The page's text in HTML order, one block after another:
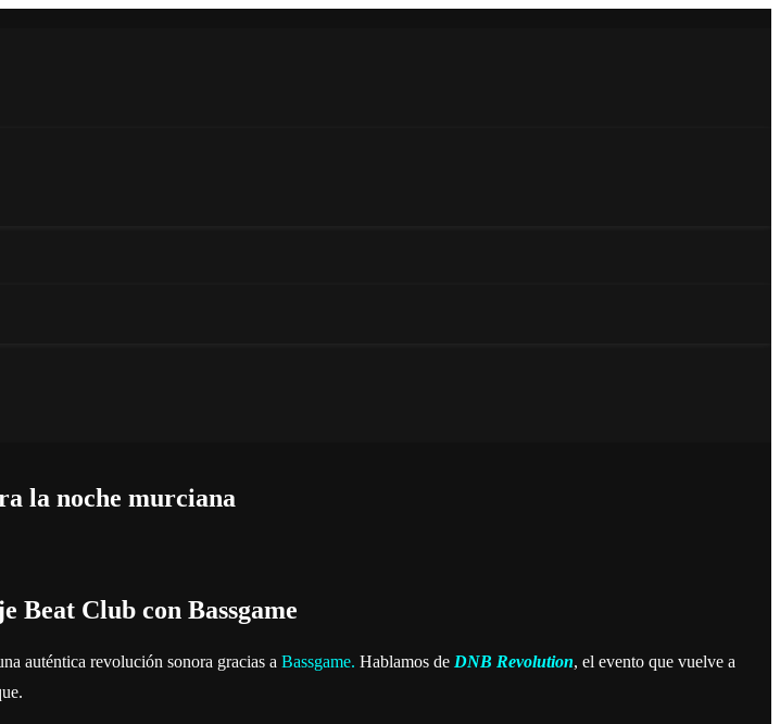
la noche murciana
Beat Club con Bassgame
auténtica revolución sonora gracias a Bassgame. Hablamos de DNB Revolution, el evento que vuelve a